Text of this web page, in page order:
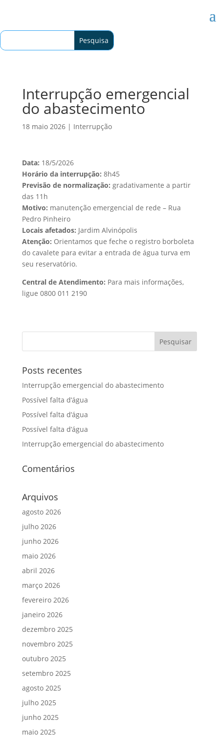
Interrupção emergencial
do abastecimento
18 maio 2026| Interrupção
Data: 18/5/2026
Horário da interrupção: 8h45
Previsão de normalização: gradativamente a partir
das 11h
Motivo: manutenção emergencial de rede – Rua
Pedro Pinheiro
Locais afetados: Jardim Alvinópolis
Atenção: Orientamos que feche o registro borboleta
do cavalete para evitar a entrada de água turva em
seu reservatório.
Central de Atendimento: Para mais informações,
ligue 0800 011 2190
Posts recentes
Interrupção emergencial do abastecimento
Possível falta d’água
Possível falta d’água
Possível falta d’água
Interrupção emergencial do abastecimento
Comentários
Arquivos
agosto 2026
julho 2026
junho 2026
maio 2026
abril 2026
março 2026
fevereiro 2026
janeiro 2026
dezembro 2025
novembro 2025
outubro 2025
setembro 2025
agosto 2025
julho 2025
junho 2025
maio 2025